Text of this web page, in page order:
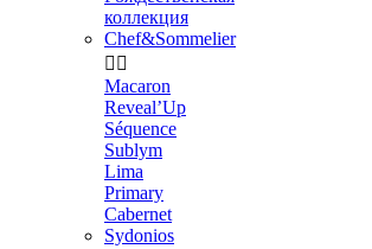
коллекция
Chef&Sommelier
 
Macaron
Reveal’Up
Séquence
Sublym
Lima
Primary
Cabernet
Sydonios